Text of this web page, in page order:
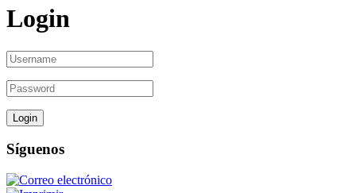
Login
Síguenos